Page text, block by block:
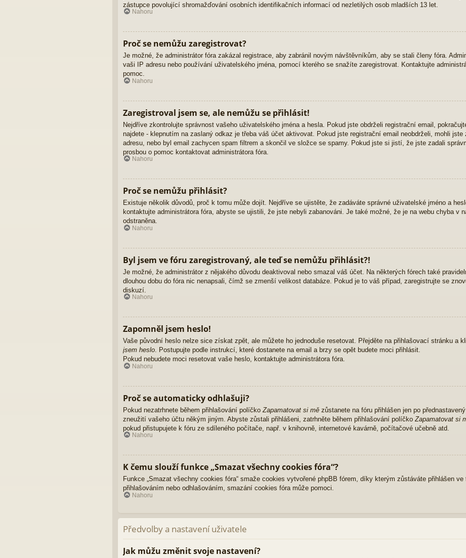
zástupce povolující shromažďování osobních identifikačních informací od nezletilých osob mladších 13 let.
Nahoru
Proč se nemůžu zaregistrovat?
Je možné, že administrátor fóra zakázal registrace, aby zabránil novým návštěvníkům, aby se stali členy fóra.
vaši IP adresu nebo používání uživatelského jména, pomocí kterého se snažíte zaregistrovat. Kontaktujte
pomoc.
Nahoru
Zaregistroval jsem se, ale nemůžu se přihlásit!
Nejdříve zkontrolujte správnost vašeho uživatelského jména a hesla. Pokud jste obdrželi registrační email,
najdete - klepnutím na zaslaný odkaz je třeba váš účet aktivovat. Pokud jste registrační email neobdrželi, mohli jste
adresu, nebo byl email zachycen spam filtrem a skončil ve složce se spamy. Pokud jste si jistí, že jste zadali
prosbou o pomoc kontaktovat administrátora fóra.
Nahoru
Proč se nemůžu přihlásit?
Existuje několik důvodů, proč k tomu může dojít. Nejdříve se ujistěte, že zadáváte správné uživatelské jméno a
kontaktujte administrátora fóra, abyste se ujistili, že jste nebyli zabanováni. Je také možné, že je na webu chyba v
odstraněna.
Nahoru
Byl jsem ve fóru zaregistrovaný, ale teď se nemůžu přihlásit?!
Je možné, že administrátor z nějakého důvodu deaktivoval nebo smazal váš účet. Na některých fórech také
dlouhou dobu do fóra nic nenapsali, čímž se zmenší velikost databáze. Pokud je to váš případ, zaregistrujte se
diskuzí.
Nahoru
Zapomněl jsem heslo!
Vaše původní heslo nelze sice získat zpět, ale můžete ho jednoduše resetovat. Přejděte na přihlašovací stránku a
jsem heslo. Postupujte podle instrukcí, které dostanete na email a brzy se opět budete moci přihlásit.
Pokud nebudete moci resetovat vaše heslo, kontaktujte administrátora fóra.
Nahoru
Proč se automaticky odhlašuji?
Pokud nezatrhnete během přihlašování políčko Zapamatovat si mě zůstanete na fóru přihlášen jen po
zneužití vašeho účtu někým jiným. Abyste zůstali přihlášeni, zatrhněte během přihlašování políčko Zapamatovat si
pokud přistupujete k fóru ze sdíleného počítače, např. v knihovně, internetové kavárně, počítačové učebně atd.
Nahoru
K čemu slouží funkce „Smazat všechny cookies fóra“?
Funkce „Smazat všechny cookies fóra“ smaže cookies vytvořené phpBB fórem, díky kterým zůstáváte přihlášen
přihlašováním nebo odhlašováním, smazání cookies fóra může pomoci.
Nahoru
Předvolby a nastavení uživatele
Jak můžu změnit svoje nastavení?